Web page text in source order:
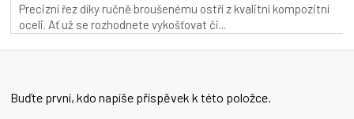
Precizní řez díky ručně broušenému ostří z kvalitní kompozitní
oceli. Ať už se rozhodnete vykošťovat či...
Buďte první, kdo napíše příspěvek k této položce.